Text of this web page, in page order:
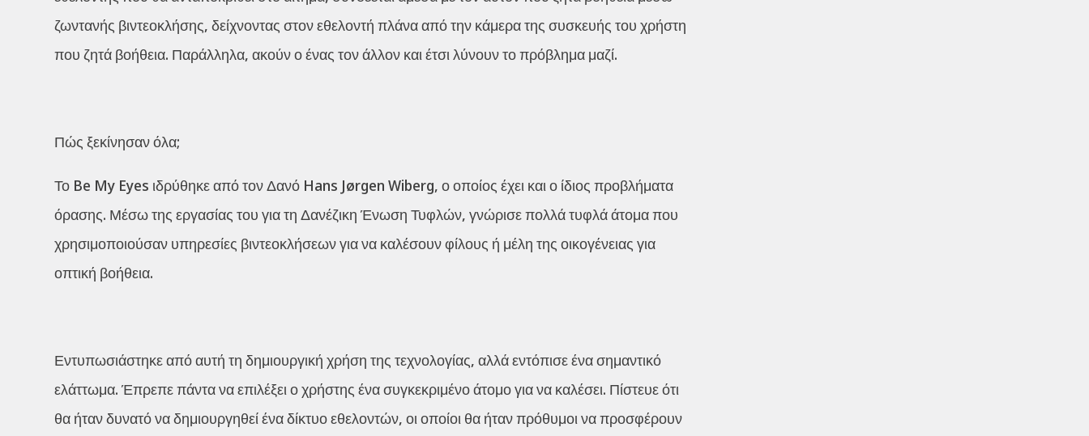
ζωντανής βιντεοκλήσης, δείχνοντας στον εθελοντή πλάνα από την κάμερα της συσκευής του χρήστη
που ζητά βοήθεια. Παράλληλα, ακούν ο ένας τον άλλον και έτσι λύνουν το πρόβλημα μαζί.
Πώς ξεκίνησαν όλα;
Το Be My Eyes ιδρύθηκε από τον Δανό Hans Jørgen Wiberg, ο οποίος έχει και ο ίδιος προβλήματα
όρασης. Μέσω της εργασίας του για τη Δανέζικη Ένωση Τυφλών, γνώρισε πολλά τυφλά άτομα που
χρησιμοποιούσαν υπηρεσίες βιντεοκλήσεων για να καλέσουν φίλους ή μέλη της οικογένειας για
οπτική βοήθεια.
Εντυπωσιάστηκε από αυτή τη δημιουργική χρήση της τεχνολογίας, αλλά εντόπισε ένα σημαντικό
ελάττωμα. Έπρεπε πάντα να επιλέξει ο χρήστης ένα συγκεκριμένο άτομο για να καλέσει. Πίστευε ότι
θα ήταν δυνατό να δημιουργηθεί ένα δίκτυο εθελοντών, οι οποίοι θα ήταν πρόθυμοι να προσφέρουν